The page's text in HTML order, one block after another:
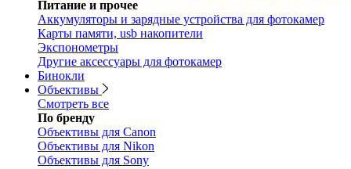
Питание и прочее
Аккумуляторы и зарядные устройства для фотокамер
Карты памяти, usb накопители
Экспонометры
Другие аксессуары для фотокамер
Бинокли
Объективы
Смотреть все
По бренду
Объективы для Canon
Объективы для Nikon
Объективы для Sony